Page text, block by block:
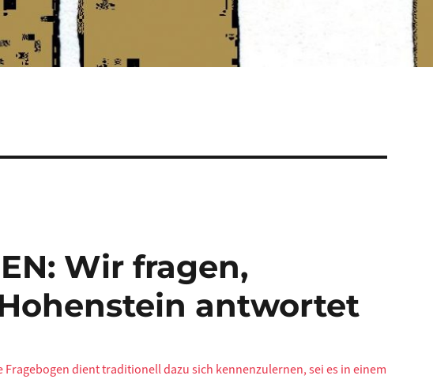
Wir fragen,
antwortet
Fragebogen dient traditionell dazu sich kennenzulernen, sei es in einem